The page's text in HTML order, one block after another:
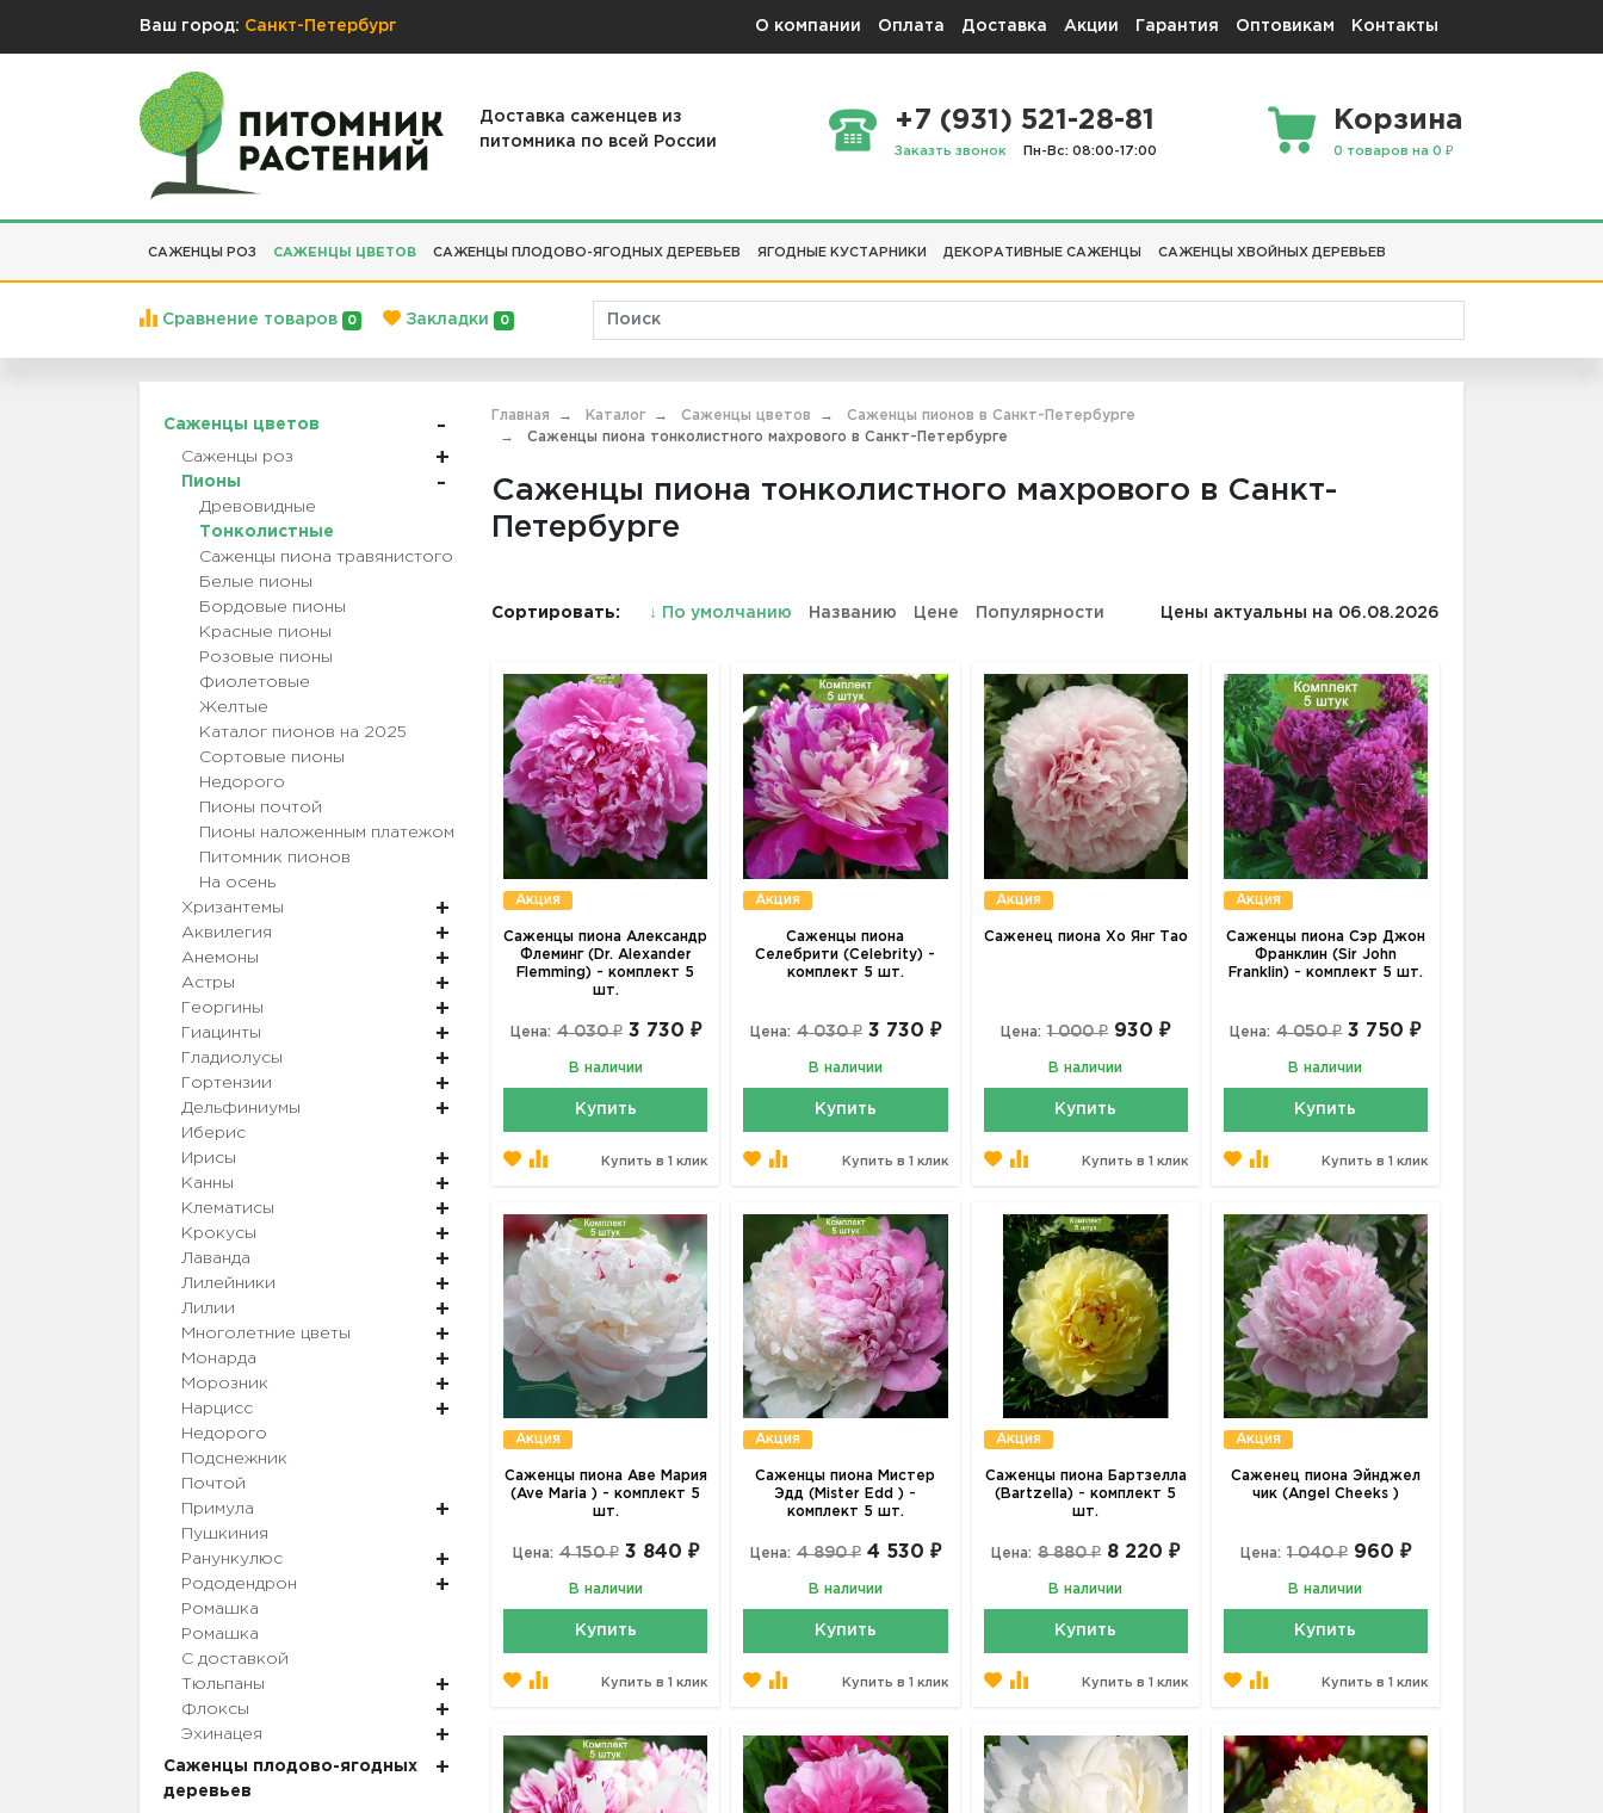
Ваш город: Санкт-Петербург О компании Оплата Доставка Акции Гарантия Оптовикам Контакты
Доставка саженцев из
питомника по всей России
+7 (931) 521-28-81
Заказть звонок Пн-Вс: 08:00-17:00
Корзина
0 товаров на 0 ₽
САЖЕНЦЫ РОЗ САЖЕНЦЫ ЦВЕТОВ САЖЕНЦЫ ПЛОДОВО-ЯГОДНЫХ ДЕРЕВЬЕВ ЯГОДНЫЕ КУСТАРНИКИ ДЕКОРАТИВНЫЕ САЖЕНЦЫ САЖЕНЦЫ ХВОЙНЫХ ДЕРЕВЬЕВ
Сравнение товаров 0 Закладки 0
Саженцы цветов
Саженцы роз
Пионы
Древовидные
Тонколистные
Саженцы пиона травянистого
Белые пионы
Бордовые пионы
Красные пионы
Розовые пионы
Фиолетовые
Желтые
Каталог пионов на 2025
Сортовые пионы
Недорого
Пионы почтой
Пионы наложенным платежом
Питомник пионов
На осень
Хризантемы
Аквилегия
Анемоны
Астры
Георгины
Гиацинты
Гладиолусы
Гортензии
Дельфиниумы
Иберис
Ирисы
Канны
Клематисы
Крокусы
Лаванда
Лилейники
Лилии
Многолетние цветы
Монарда
Морозник
Нарцисс
Недорого
Подснежник
Почтой
Примула
Пушкиния
Ранункулюс
Рододендрон
Ромашка
Ромашка
С доставкой
Тюльпаны
Флоксы
Эхинацея
Саженцы плодово-ягодных
деревьев
Главная Каталог Саженцы цветов
Саженцы пионов в Санкт-Петербурге
Саженцы пиона тонколистного махрового в Санкт-Петербурге
Саженцы пиона тонколистного махрового в Санкт-
Петербурге
Сортировать: ↓ По умолчанию Названию Цене Популярности Цены актуальны на 06.08.2026
Акция
Саженцы пиона Александр
Флеминг (Dr. Alexander
Flemming) - комплект 5
шт.
Цена: 4 030 ₽ 3 730 ₽
В наличии
Купить
Купить в 1 клик
Акция
Саженцы пиона
Селебрити (Celebrity) -
комплект 5 шт.
Цена: 4 030 ₽ 3 730 ₽
В наличии
Купить
Купить в 1 клик
Акция
Саженец пиона Xо Янг Тао
Цена: 1 000 ₽ 930 ₽
В наличии
Купить
Купить в 1 клик
Акция
Саженцы пиона Сэр Джон
Франклин (Sir John
Franklin) - комплект 5 шт.
Цена: 4 050 ₽ 3 750 ₽
В наличии
Купить
Купить в 1 клик
Акция
Саженцы пиона Аве Мария
(Ave Maria ) - комплект 5
шт.
Цена: 4 150 ₽ 3 840 ₽
В наличии
Купить
Купить в 1 клик
Акция
Саженцы пиона Мистер
Эдд (Mister Edd ) -
комплект 5 шт.
Цена: 4 890 ₽ 4 530 ₽
В наличии
Купить
Купить в 1 клик
Акция
Саженцы пиона Бартзелла
(Bartzella) - комплект 5
шт.
Цена: 8 880 ₽ 8 220 ₽
В наличии
Купить
Купить в 1 клик
Акция
Саженец пиона Эйнджел
чик (Angel Cheeks )
Цена: 1 040 ₽ 960 ₽
В наличии
Купить
Купить в 1 клик